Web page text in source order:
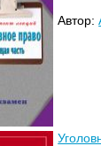
Автор: